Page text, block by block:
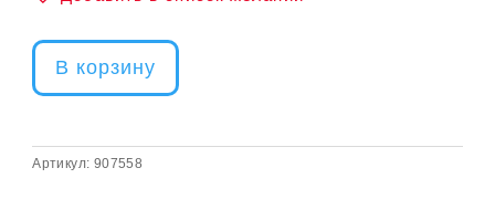
В корзину
Артикул: 907558